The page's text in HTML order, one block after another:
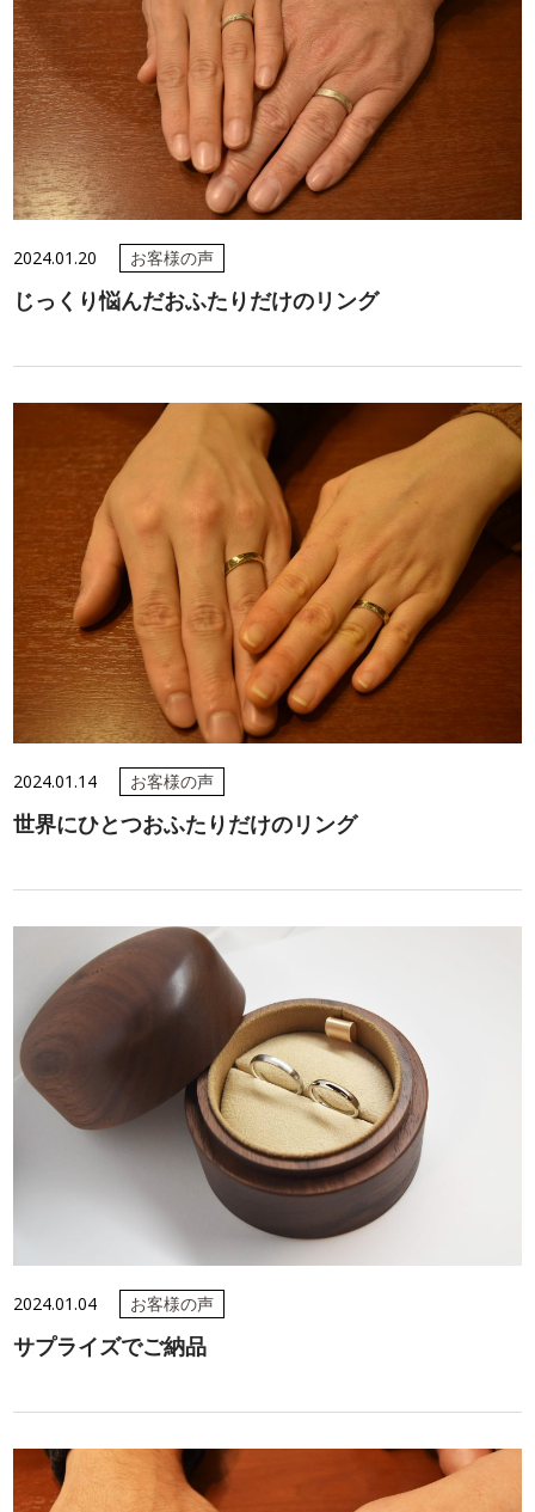
2024.01.20 お客様の声
じっくり悩んだおふたりだけのリング
2024.01.14 お客様の声
世界にひとつおふたりだけのリング
2024.01.04 お客様の声
サプライズでご納品